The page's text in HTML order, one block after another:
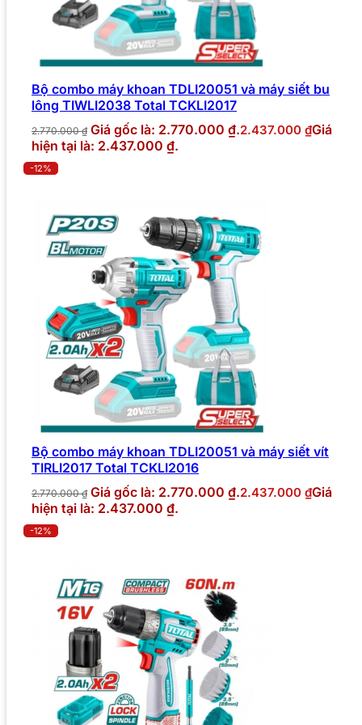
Bộ combo máy khoan TDLI20051 và máy siết bu
lông TIWLI2038 Total TCKLI2017
2.770.000₫ Giá gốc là: 2.770.000 ₫.2.437.000 ₫Giá
hiện tại là: 2.437.000 ₫.
-12%
Bộ combo máy khoan TDLI20051 và máy siết vít
TIRLI2017 Total TCKLI2016
2.770.000₫ Giá gốc là: 2.770.000 ₫.2.437.000 ₫Giá
hiện tại là: 2.437.000 ₫.
-12%